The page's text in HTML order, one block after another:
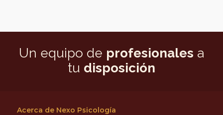
Un equipo de profesionales a
tu disposición
Acerca de Nexo Psicología